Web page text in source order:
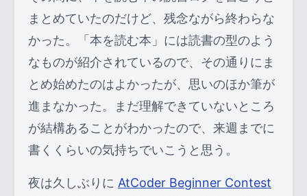
まとめていたのだけど、残念ながら終わらな
かった。「本を読む本」には読書の型のよう
なものが紹介されているので、その通りにま
とめ始めたのはよかったが、思いのほか筆が
進まなかった。まだ理解できていないところ
が結構あることがわかったので、来週までに
書くくらいの気持ちでいこうと思う。
夜は久しぶりに AtCoder Beginner Contest